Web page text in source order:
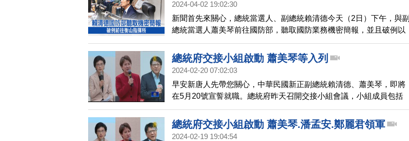
2024-04-02 19:02:30
新聞首先來關心，總統當選人、副總統賴清德今天（2日）下午，與副
總統當選人蕭美琴前往國防部，聽取國防業務機密簡報，並且破例以
未就任元首、準三軍統帥身份，進入衡山指揮所。賴清德聽取包括台
美軍購、重大建軍計畫案件進度在內的機密內容，了解安全情勢與海
空動態。國防部長邱國正、參謀總長梅家樹等，重要三軍軍職首長，
總統府釋出的影片照片中，都沒有看見李仲威的身影，至於另一位也
被點名可能是下屆國防部長人選的國安會秘書長顧立雄，則有出席會
議。
總統府交接小組啟動 蕭美琴等入列
2024-02-20 07:02:03
早安新唐人先帶您關心，中華民國新正副總統賴清德、蕭美琴，即將
在5月20號宣誓就職。總統府昨天召開交接小組會議，小組成員包括
蕭美琴、競選辦公室國政顧問團召集人鄭麗君、總幹事潘孟安、副總
統辦公室主任陳羿伶、民進黨代理秘書長楊懿珊。黨內從小組成員名
單推估，潘孟安接任總統府秘書長機率高、鄭麗君未來職務也可能與
總統府交接小組啟動 蕭美琴.潘孟安.鄭麗君領軍
2024-02-19 19:04:54